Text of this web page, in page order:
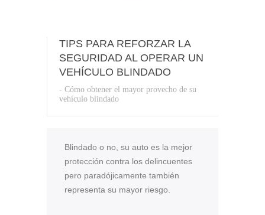
TIPS PARA REFORZAR LA
SEGURIDAD AL OPERAR UN
VEHÍCULO BLINDADO
- Cómo obtener el mayor provecho de su
vehículo blindado
Blindado o no, su auto es la mejor
protección contra los delincuentes
pero paradójicamente también
representa su mayor riesgo.